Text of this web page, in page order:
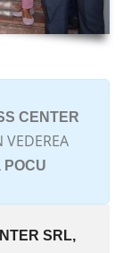
CENTER
VEDEREA
POCU
SRL,